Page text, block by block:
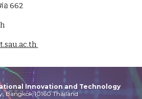
อ 662
Innovation and Technology
Bangkok 10160 Thailand